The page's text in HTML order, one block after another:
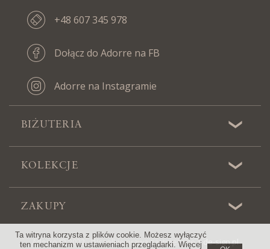
+48 607 345 978
Dołącz do Adorre na FB
Adorre na Instagramie
BIŻUTERIA
KOLEKCJE
ZAKUPY
Ta witryna korzysta z plików cookie. Możesz wyłączyć
ten mechanizm w ustawieniach przeglądarki. Więcej
Adorre © 2022 - Wszelkie prawa zastrzeżone | de-sign.pl